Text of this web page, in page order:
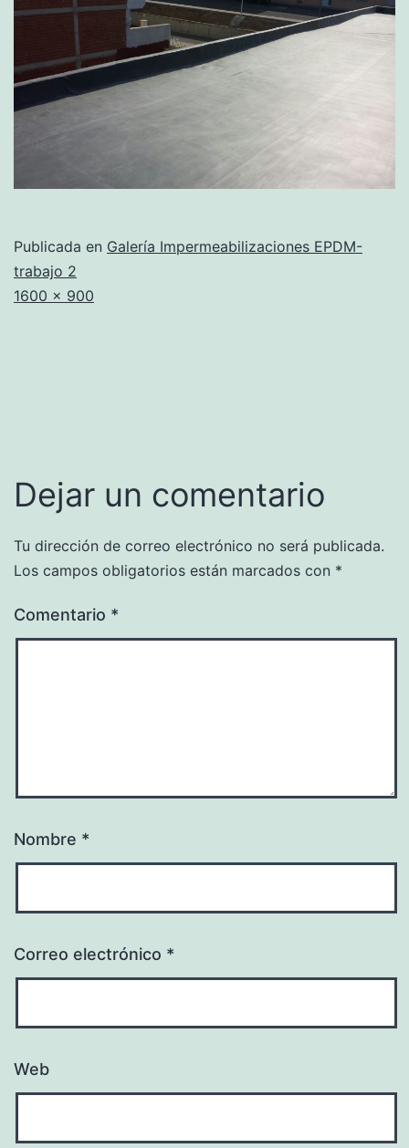
Publicada en Galería Impermeabilizaciones EPDM-
trabajo 2
Tamaño
1600 × 900
Dejar un comentario
Tu dirección de correo electrónico no será publicada.
Los campos obligatorios están marcados con *
Comentario *
Nombre *
Correo electrónico *
Web